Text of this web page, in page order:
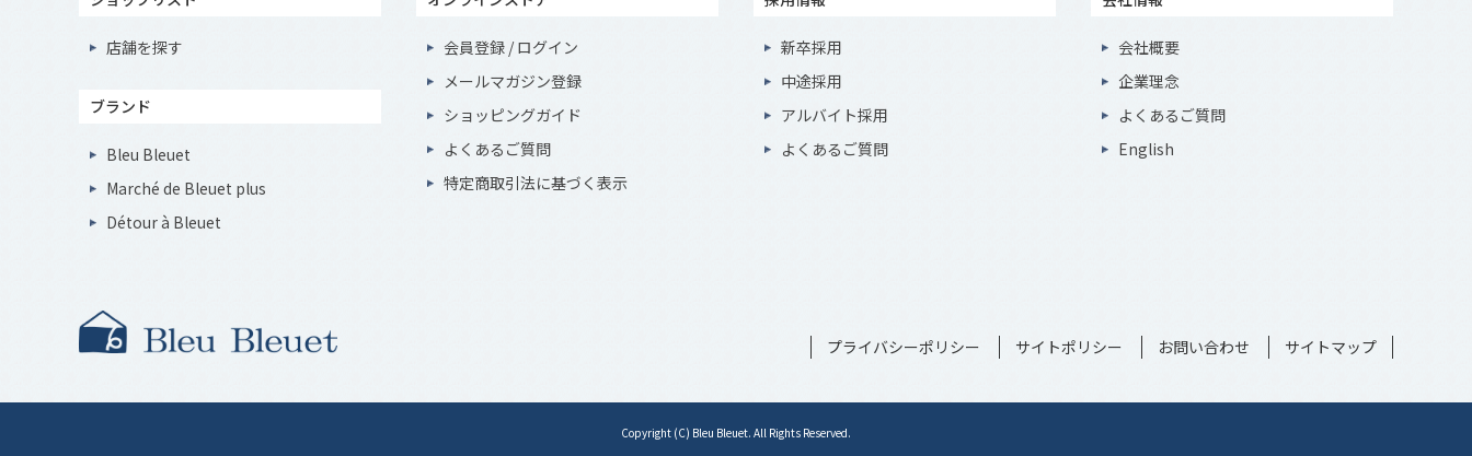
店舗を探す
ブランド
Bleu Bleuet
Marché de Bleuet plus
Détour à Bleuet
会員登録 / ログイン
メールマガジン登録
ショッピングガイド
よくあるご質問
特定商取引法に基づく表示
新卒採用
中途採用
アルバイト採用
よくあるご質問
会社概要
企業理念
よくあるご質問
English
プライバシーポリシー サイトポリシー お問い合わせ サイトマップ
Copyright (C) Bleu Bleuet. All Rights Reserved.